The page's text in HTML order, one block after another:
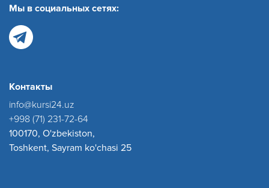
Мы в социальных сетях:
Контакты
info@kursi24.uz
+998 (71) 231-72-64
100170, O'zbekiston,
Toshkent, Sayram ko'chasi 25